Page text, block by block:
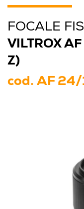
FOCALE
VILTROX
Z)
cod. AF 24/